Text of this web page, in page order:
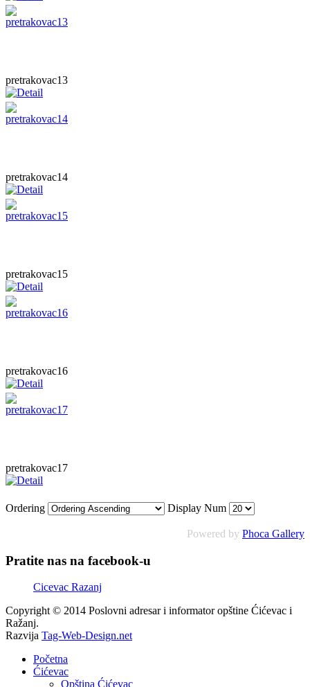
pretrakovac13
pretrakovac14
pretrakovac15
pretrakovac16
pretrakovac17
Ordering Display Num
Powered by Phoca Gallery
Pratite nas na facebook-u
Cicevac Razanj
Copyright © 2014 Poslovni adresar i informator opštine Ćićevac i
Ražanj.
Razvija Tag-Web-Design.net
Početna
Ćićevac
Opština Ćićevac